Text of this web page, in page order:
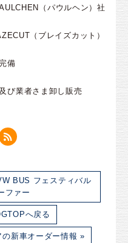
（パウルヘン）社
（ブレイズカット）
備
び業者さま卸し販売
BUS フェスティバル
ファー
へ戻る
の新車オーダー情報 »